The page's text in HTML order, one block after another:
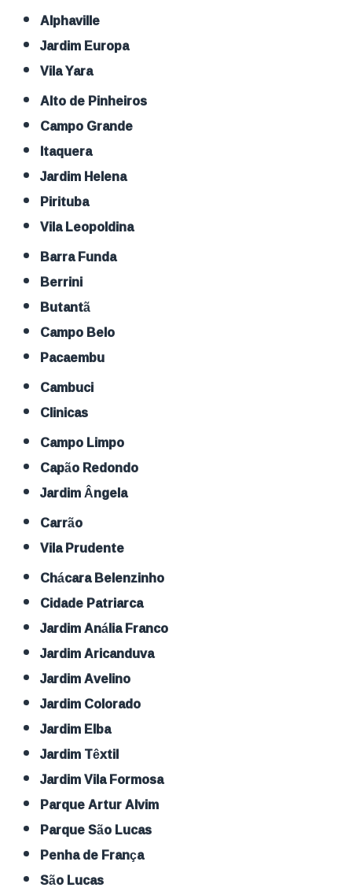
Alphaville
Jardim Europa
Vila Yara
Alto de Pinheiros
Campo Grande
Itaquera
Jardim Helena
Pirituba
Vila Leopoldina
Barra Funda
Berrini
Butantã
Campo Belo
Pacaembu
Cambuci
Clinicas
Campo Limpo
Capão Redondo
Jardim Ângela
Carrão
Vila Prudente
Chácara Belenzinho
Cidade Patriarca
Jardim Anália Franco
Jardim Aricanduva
Jardim Avelino
Jardim Colorado
Jardim Elba
Jardim Têxtil
Jardim Vila Formosa
Parque Artur Alvim
Parque São Lucas
Penha de França
São Lucas